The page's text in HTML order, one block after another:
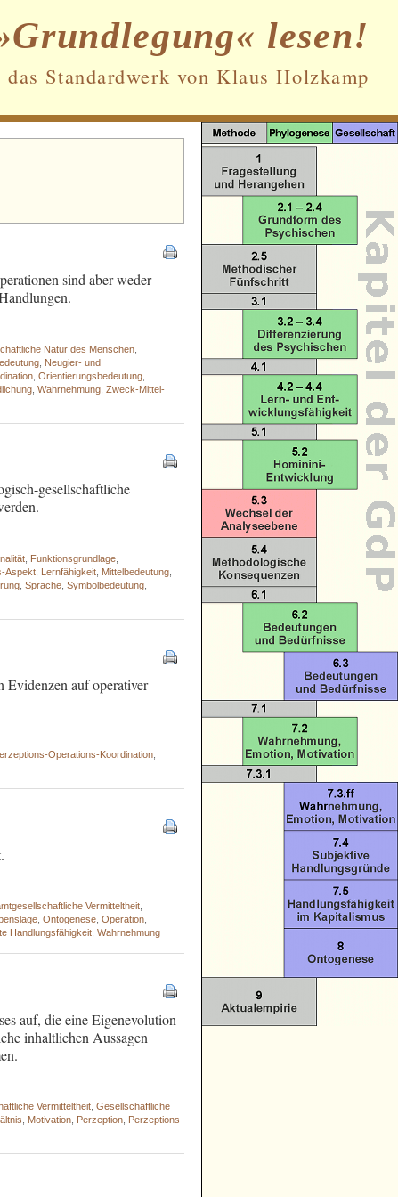
lesen!
Standardwerk von Klaus Holzkamp
sind aber weder
Natur des Menschen
Neugier- und
,Orientierungsbedeutung
,Wahrnehmung ,Zweck-Mittel-
gesellschaftliche
Funktionsgrundlage
Aspekt Lernfähigkeit Mittelbedeutung
,Sprache ,Symbolbedeutung
Evidenzen auf operativer
Operations-Koordination
Vermitteltheit
,Ontogenese ,Operation
Handlungsfähigkeit ,Wahrnehmung
auf, die eine Eigenevolution
inhaltlichen Aussagen
Vermitteltheit,Gesellschaftliche
, Motivation, Perzeption, Perzeptions-
Datenschutz und Cookies: Diese Website
verwendet Cookies. Wenn du die Website
weiterhin nutzt, stimmst du der
Verwendung von Cookies zu.
Weitere Informationen, beispielsweise zur
Kontrolle von Cookies, findest du hier:
Cookie-Richtlinie